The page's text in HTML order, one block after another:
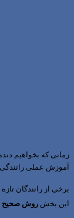
زمانی که بخواهیم
آموزش عملی
برخی از رانندگان
این بخش روش صحیح